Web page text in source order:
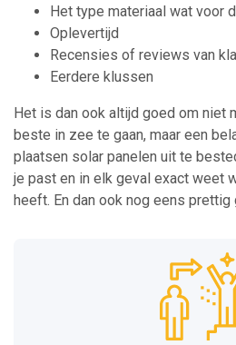
Het type materiaal wat voor
Oplevertijd
Recensies of reviews van
Eerdere klussen
Het is dan ook altijd goed om niet
beste in zee te gaan, maar een
plaatsen solar panelen uit te
je past en in elk geval exact weet
heeft. En dan ook nog eens prettig